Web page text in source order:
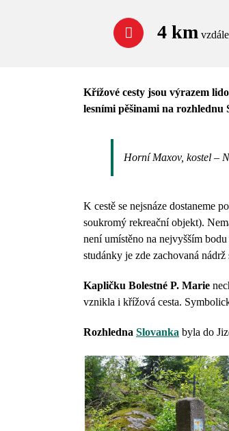
4 km
Křížové cesty jsou výrazem
lesními pěšinami na rozhlednu
Horní Maxov, kostel –
K cestě se nejsnáze dostaneme
soukromý rekreační objekt).
není umístěno na nejvyšším
studánky je zde zachovaná
Kapličku Bolestné P. Marie
vznikla i křížová cesta.
Rozhledna Slovanka byla do